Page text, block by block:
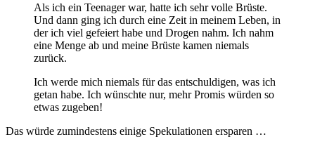
Als ich ein Teenager war, hatte ich sehr volle Brüste.
Und dann ging ich durch eine Zeit in meinem Leben, in
der ich viel gefeiert habe und Drogen nahm. Ich nahm
eine Menge ab und meine Brüste kamen niemals
zurück.
Ich werde mich niemals für das entschuldigen, was ich
getan habe. Ich wünschte nur, mehr Promis würden so
etwas zugeben!
Das würde zumindestens einige Spekulationen ersparen …